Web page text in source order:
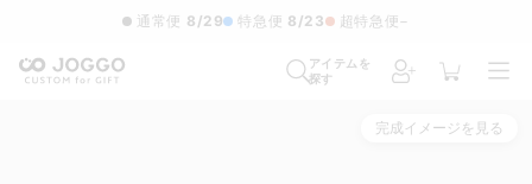
通常便 8/29 特急便 8/23 超特急便−
アイテムを
探す
完成イメージを見る